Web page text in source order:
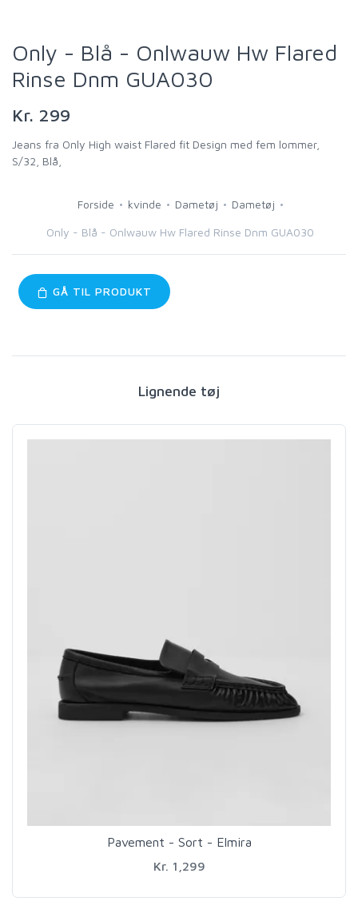
Only - Blå - Onlwauw Hw Flared
Rinse Dnm GUA030
Kr. 299
Jeans fra Only High waist Flared fit Design med fem lommer,
S/32, Blå,
Forside kvinde Dametøj Dametøj
Only - Blå - Onlwauw Hw Flared Rinse Dnm GUA030
GÅ TIL PRODUKT
Lignende tøj
Pavement - Sort - Elmira
Kr. 1,299